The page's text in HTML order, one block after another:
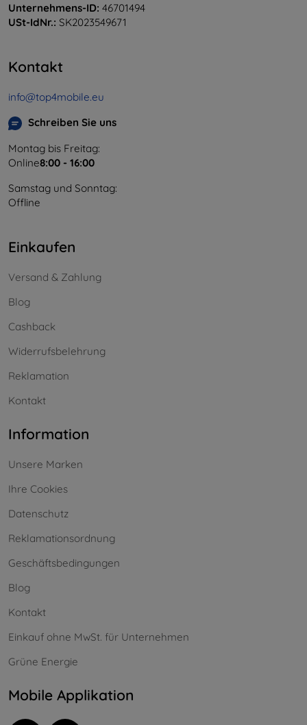
Unternehmens-ID: 46701494
USt-IdNr.: SK2023549671
Kontakt
info@top4mobile.eu
Schreiben Sie uns
Montag bis Freitag:
Online8:00 - 16:00
Samstag und Sonntag:
Offline
Einkaufen
Versand & Zahlung
Blog
Cashback
Widerrufsbelehrung
Reklamation
Kontakt
Information
Unsere Marken
Ihre Cookies
Datenschutz
Reklamationsordnung
Geschäftsbedingungen
Blog
Kontakt
Einkauf ohne MwSt. für Unternehmen
Grüne Energie
Mobile Applikation